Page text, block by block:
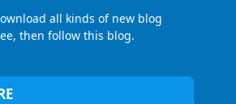
all kinds of new blog
then follow this blog.